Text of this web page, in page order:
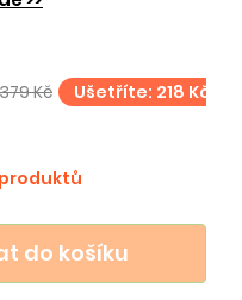
379 Kč Ušetříte: 218 Kč
do košíku